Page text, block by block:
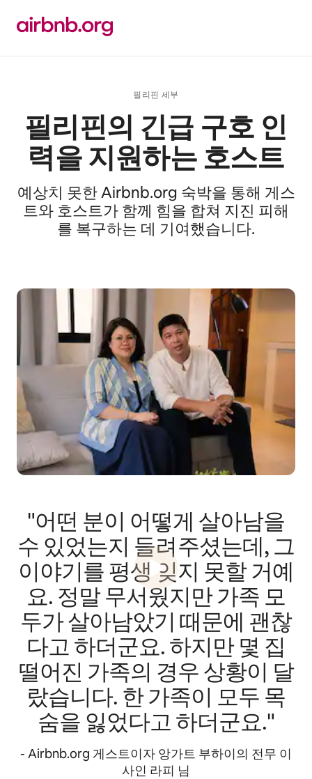
바로가기
필리핀 세부
필리핀의 긴급 구호 인
력을 지원하는 호스트
예상치 못한 Airbnb.org 숙박을 통해 게스
트와 호스트가 함께 힘을 합쳐 지진 피해
를 복구하는 데 기여했습니다.
"어떤 분이 어떻게 살아남을
수 있었는지 들려주셨는데, 그
이야기를 평생 잊지 못할 거예
요. 정말 무서웠지만 가족 모
두가 살아남았기 때문에 괜찮
다고 하더군요. 하지만 몇 집
떨어진 가족의 경우 상황이 달
랐습니다. 한 가족이 모두 목
숨을 잃었다고 하더군요."
- Airbnb.org 게스트이자 앙가트 부하이의 전무 이
사인 라피 님